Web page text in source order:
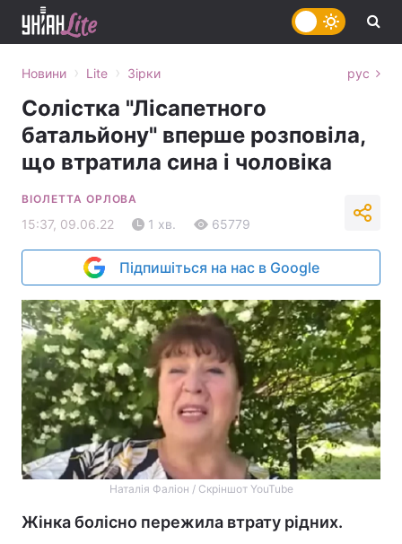
Новини › Lite › Зірки рус
Солістка "Лісапетного
батальйону" вперше розповіла,
що втратила сина і чоловіка
ВІОЛЕТТА ОРЛОВА
15:37, 09.06.22 1 хв. 65779
Підпишіться на нас в Google
Наталія Фаліон / Скріншот YouTube
Жінка болісно пережила втрату рідних.